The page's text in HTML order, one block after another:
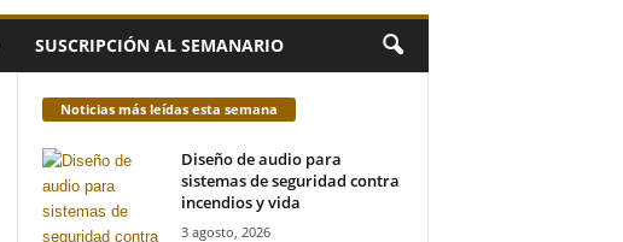
SUSCRIPCIÓN AL SEMANARIO
Noticias más leídas esta semana
Diseño de audio para
sistemas de seguridad contra
incendios y vida
3 agosto, 2026